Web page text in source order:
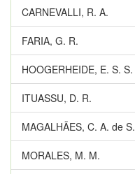
CARNEVALLI, R. A.
FARIA, G. R.
HOOGERHEIDE, E. S. S.
ITUASSU, D. R.
MAGALHÃES, C. A. de S.
MORALES, M. M.